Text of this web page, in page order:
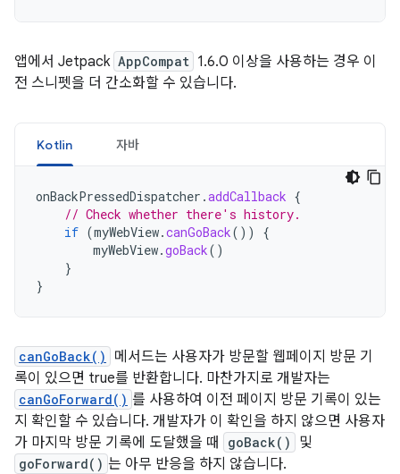
앱에서 Jetpack AppCompat 1.6.0 이상을 사용하는 경우 이
전 스니펫을 더 간소화할 수 있습니다.
Kotlin 자바
onBackPressedDispatcher .addCallback {
// Check whether there's history.
if (myWebView.canGoBack())
{
myWebView.goBack()
}
}
canGoBack()
메서드는 사용자가 방문할 웹페이지 방문 기
록이 있으면 true를 반환합니다. 마찬가지로 개발자는
canGoForward() 를 사용하여 이전 페이지 방문 기록이 있는
지 확인할 수 있습니다. 개발자가 이 확인을 하지 않으면 사용자
가 마지막 방문 기록에 도달했을 때
goBack() 및
goForward() 는 아무 반응을 하지 않습니다.